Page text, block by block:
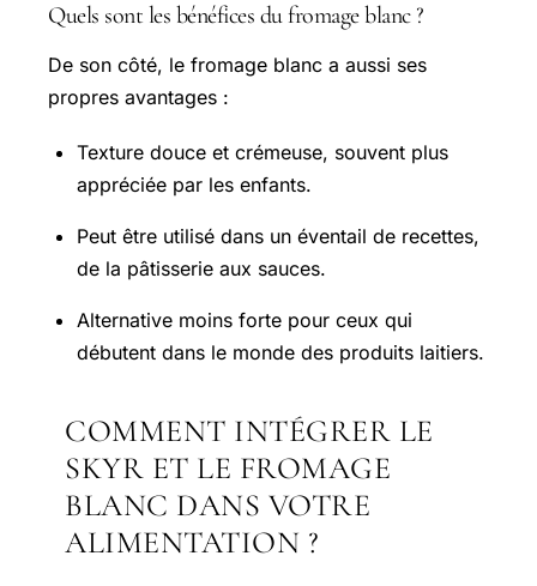
Quels sont les bénéfices du fromage blanc ?
De son côté, le fromage blanc a aussi ses
propres avantages :
Texture douce et crémeuse, souvent plus
appréciée par les enfants.
Peut être utilisé dans un éventail de recettes,
de la pâtisserie aux sauces.
Alternative moins forte pour ceux qui
débutent dans le monde des produits laitiers.
COMMENT INTÉGRER LE
SKYR ET LE FROMAGE
BLANC DANS VOTRE
ALIMENTATION ?